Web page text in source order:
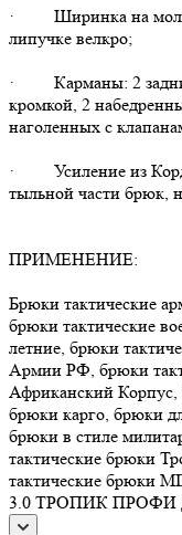
· Ширинка на
липучке велкро;
· Карманы: 2
кромкой, 2
наголенных с
· Усиление из
тыльной части брюк,
ПРИМЕНЕНИЕ:
Брюки тактические
брюки тактические
летние, брюки
Армии РФ, брюки
Африканский Корпус,
брюки карго, брюки
брюки в стиле
тактические брюки
тактические брюки
3.0 ТРОПИК